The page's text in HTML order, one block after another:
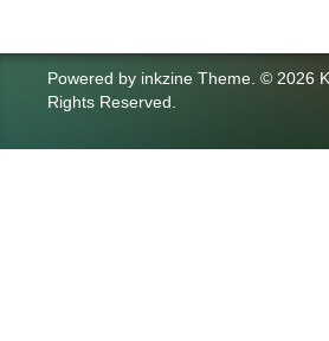
Powered by inkzine Theme © 2026
Rights Reserved.